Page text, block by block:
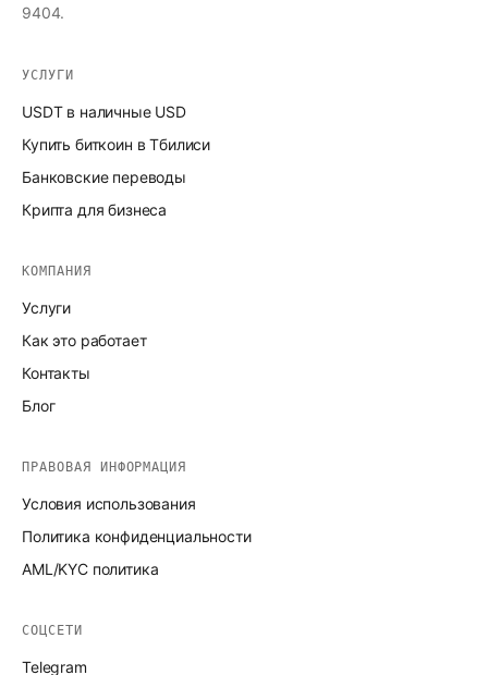
9404.
УСЛУГИ
USDT в наличные USD
Купить биткоин в Тбилиси
Банковские переводы
Крипта для бизнеса
КОМПАНИЯ
Услуги
Как это работает
Контакты
Блог
ПРАВОВАЯ ИНФОРМАЦИЯ
Условия использования
Политика конфиденциальности
AML/KYC политика
СОЦСЕТИ
Telegram